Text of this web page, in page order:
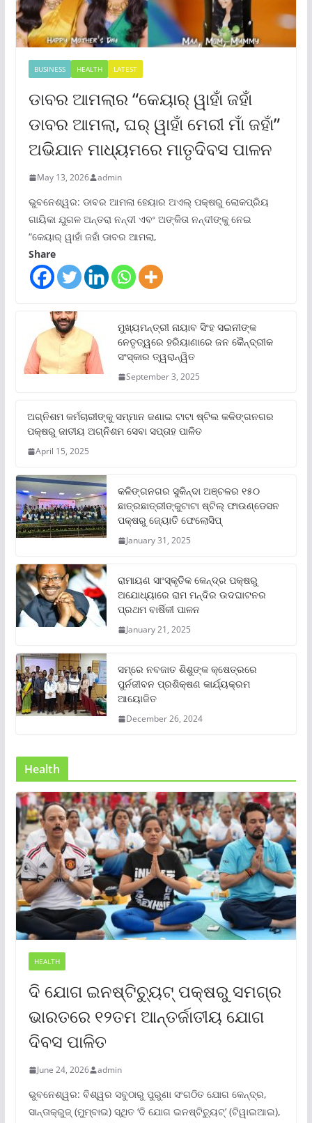
BUSINESS HEALTH LATEST
ଡାବର ଆମଲାର “କେୟାର୍ ୱାହାଁ ଜହାଁ
ଡାବର ଆମଲା, ଘର୍ ୱାହାଁ ମେରୀ ମାଁ ଜହାଁ”
ଅଭିଯାନ ମାଧ୍ୟମରେ ମାତୃଦିବସ ପାଳନ
May 13, 2026 admin
ଭୁବନେଶ୍ୱର: ଡାବର ଆମଲା ହେୟାର ଅଏଲ୍ ପକ୍ଷରୁ ଲୋକପ୍ରିୟ
ଗାୟିକା ଯୁଗଳ ଅନ୍ତରା ନନ୍ଦୀ ଏବଂ ଅଙ୍କିତା ନନ୍ଦୀଙ୍କୁ ନେଇ
“କେୟାର୍ ୱାହାଁ ଜହାଁ ଡାବର ଆମଲା,
Share
ମୁଖ୍ୟମନ୍ତ୍ରୀ ନାୟାବ ସିଂହ ସଇନୀଙ୍କ
ନେତୃତ୍ୱରେ ହରିୟାଣାରେ ଜନ କୈନ୍ଦ୍ରୀକ
ସଂସ୍କାର ତ୍ୱରାନ୍ୱିତ
September 3, 2025
ଅଗ୍ନିଶମ କର୍ମଚାରୀଙ୍କୁ ସମ୍ମାନ ଜଣାଇ ଟାଟା ଷ୍ଟିଲ କଳିଙ୍ଗନଗର
ପକ୍ଷରୁ ଜାତୀୟ ଅଗ୍ନିଶମ ସେବା ସପ୍ତାହ ପାଳିତ
April 15, 2025
କଳିଙ୍ଗନଗର ସୁକିନ୍ଦା ଅଞ୍ଚଳର ୧୫୦
ଛାତ୍ରଛାତ୍ରୀଙ୍କୁଟାଟା ଷ୍ଟିଲ୍ ଫାଉଣ୍ଡେସନ
ପକ୍ଷରୁ ଜ୍ୟୋତି ଫେଲୋସିପ୍‌
January 31, 2025
ରାମାୟଣ ସାଂସ୍କୃତିକ କେନ୍ଦ୍ର ପକ୍ଷରୁ
ଅଯୋଧ୍ୟାରେ ରାମ ମନ୍ଦିର ଉଦଘାଟନର
ପ୍ରଥମ ବାର୍ଷିକୀ ପାଳନ
January 21, 2025
ସମ୍‌ରେ ନବଜାତ ଶିଶୁଙ୍କ କ୍ଷେତ୍ରରେ
ପୁର୍ନଜୀବନ ପ୍ରଶିକ୍ଷଣ କାର୍ଯ୍ୟକ୍ରମ
ଆୟୋଜିତ
December 26, 2024
Health
HEALTH
ଦି ଯୋଗ ଇନଷ୍ଟିଚ୍ୟୁଟ୍ ପକ୍ଷରୁ ସମଗ୍ର
ଭାରତରେ ୧୨ତମ ଆନ୍ତର୍ଜାତୀୟ ଯୋଗ
ଦିବସ ପାଳିତ
June 24, 2026 admin
ଭୁବନେଶ୍ୱର: ବିଶ୍ୱର ସବୁଠାରୁ ପୁରୁଣା ସଂଗଠିତ ଯୋଗ କେନ୍ଦ୍ର,
ସାନ୍ତାକ୍ରୁଜ୍ (ମୁମ୍ବାଇ) ସ୍ଥିତ ‘ଦି ଯୋଗ ଇନଷ୍ଟିଚ୍ୟୁଟ୍‌’ (ଟିୱାଇଆଇ),